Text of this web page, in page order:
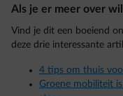
Als je er meer over
Vind je dit een boeiend
deze drie interessante
4 tips om thuis
Groene mobiliteit